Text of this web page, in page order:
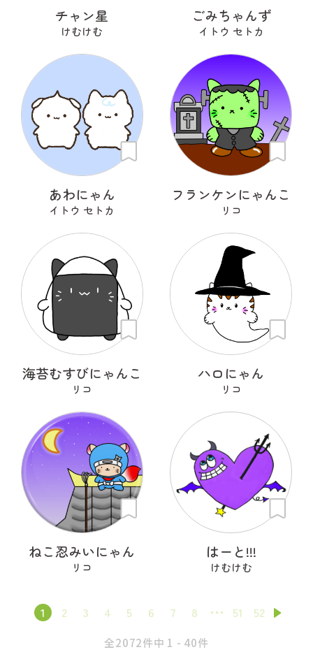
チャン星
けむけむ
ごみちゃんず
イトウ セトカ
あわにゃん
イトウ セトカ
フランケンにゃんこ
リコ
海苔むすびにゃんこ
リコ
ハロにゃん
リコ
ねこ忍みいにゃん
リコ
はーと!!!
けむけむ
1 2 3 4 5 6 7 8 51 52
全2072件中 1 - 40件